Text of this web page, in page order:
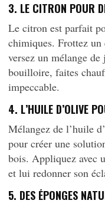
3. LE CITRON POUR
Le citron est parfait
chimiques. Frottez
versez un mélange
bouilloire, faites
impeccable.
4. L’HUILE D’OLIVE
Mélangez de l’huile
pour créer une
bois. Appliquez avec
et lui redonner son
5. DES ÉPONGES